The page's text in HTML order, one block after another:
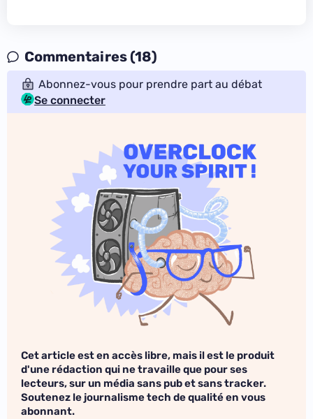
Commentaires (18)
Abonnez-vous pour prendre part au débat
Se connecter
Cet article est en accès libre, mais il est le produit
d'une rédaction qui ne travaille que pour ses
lecteurs, sur un média sans pub et sans tracker.
Soutenez le journalisme tech de qualité en vous
abonnant.